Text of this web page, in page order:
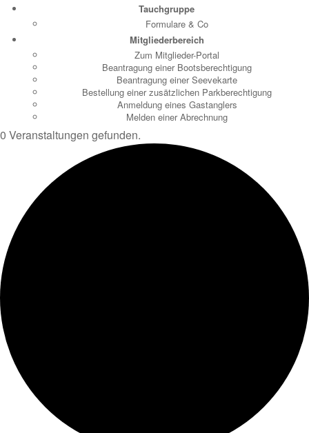
Tauchgruppe
Formulare & Co
Mitgliederbereich
Zum Mitglieder-Portal
Beantragung einer Bootsberechtigung
Beantragung einer Seevekarte
Bestellung einer zusätzlichen Parkberechtigung
Anmeldung eines Gastanglers
Melden einer Abrechnung
0 Veranstaltungen gefunden.